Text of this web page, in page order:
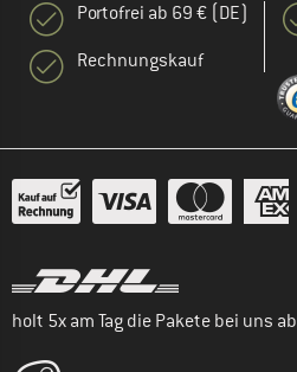
Portofrei ab 69 € (DE)
Rechnungskauf
holt 5x am Tag die Pakete bei uns ab